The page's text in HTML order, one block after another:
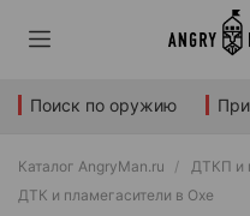
Поиск по оружию
Каталог AngryMan.ru
ДТКП и
ДТК и пламегасители в Охе